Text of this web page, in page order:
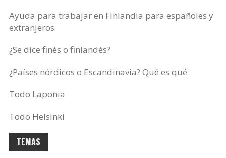
Ayuda para trabajar en Finlandia para españoles y
extranjeros
¿Se dice finés o finlandés?
¿Países nórdicos o Escandinavia? Qué es qué
Todo Laponia
Todo Helsinki
TEMAS